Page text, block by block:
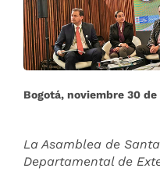
Bogotá, noviembre 30 de
La Asamblea de
Departamental de